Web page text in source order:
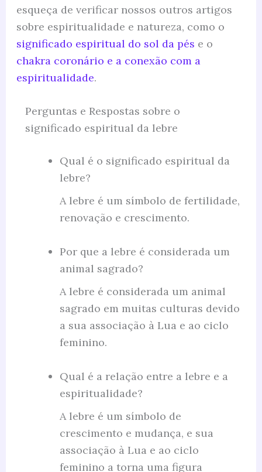
esqueça de verificar nossos outros artigos
sobre espiritualidade e natureza, como o
significado espiritual do sol da pés e o
chakra coronário e a conexão com a
espiritualidade.
Perguntas e Respostas sobre o
significado espiritual da lebre
Qual é o significado espiritual da
lebre?
A lebre é um símbolo de fertilidade,
renovação e crescimento.
Por que a lebre é considerada um
animal sagrado?
A lebre é considerada um animal
sagrado em muitas culturas devido
a sua associação à Lua e ao ciclo
feminino.
Qual é a relação entre a lebre e a
espiritualidade?
A lebre é um símbolo de
crescimento e mudança, e sua
associação à Lua e ao ciclo
feminino a torna uma figura